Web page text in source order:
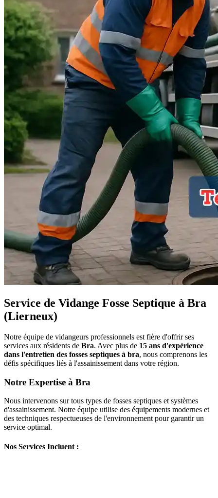
Service de Vidange Fosse Septique à Bra
(Lierneux)
Notre équipe de vidangeurs professionnels est fière d'offrir ses
services aux résidents de Bra. Avec plus de 15 ans d'expérience
dans l'entretien des fosses septiques à bra, nous comprenons les
défis spécifiques liés à l'assainissement dans votre région.
Notre Expertise à Bra
Nous intervenons sur tous types de fosses septiques et systèmes
d'assainissement. Notre équipe utilise des équipements modernes et
des techniques respectueuses de l'environnement pour garantir un
service optimal.
Nos Services Incluent :